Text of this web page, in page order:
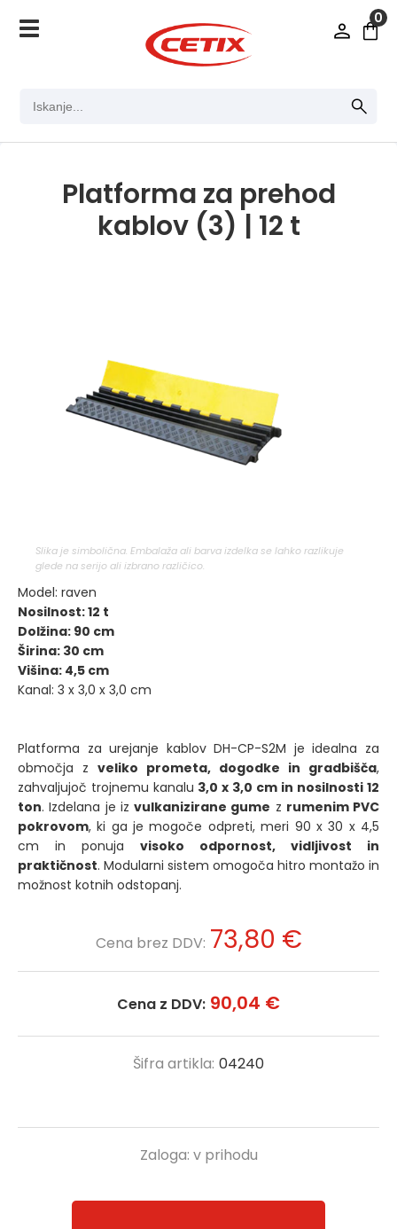
0
Platforma za prehod
kablov (3) | 12 t
Slika je simbolična. Embalaža ali barva izdelka se lahko razlikuje
glede na serijo ali izbrano različico.
Model: raven
Nosilnost: 12 t
Dolžina: 90 cm
Širina: 30 cm
Višina: 4,5 cm
Kanal: 3 x 3,0 x 3,0 cm
Platforma za urejanje kablov DH-CP-S2M je idealna za
območja z veliko prometa, dogodke in gradbišča,
zahvaljujoč trojnemu kanalu 3,0 x 3,0 cm in nosilnosti 12
ton. Izdelana je iz vulkanizirane gume z rumenim PVC
pokrovom, ki ga je mogoče odpreti, meri 90 x 30 x 4,5
cm in ponuja visoko odpornost, vidljivost in
praktičnost. Modularni sistem omogoča hitro montažo in
možnost kotnih odstopanj.
Cena brez DDV: 73,80 €
Cena z DDV: 90,04 €
Šifra artikla: 04240
Zaloga: v prihodu